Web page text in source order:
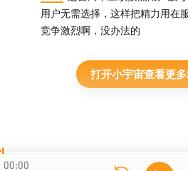
用户无需选择，这样把精力用在
竞争激烈啊，没办法的
打开小宇宙查看更
00:00